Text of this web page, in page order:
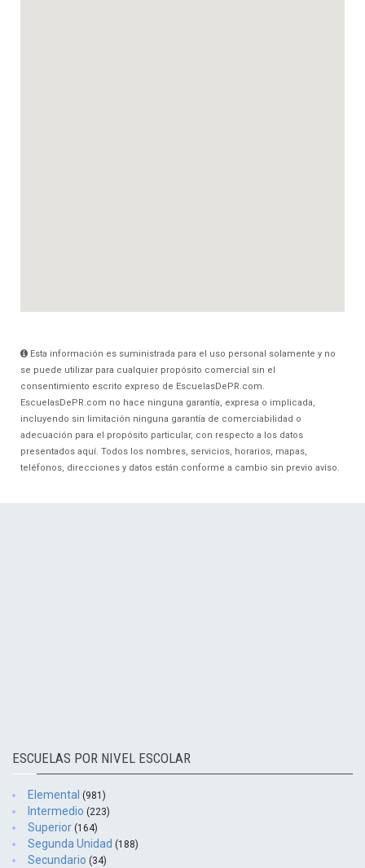
Esta información es suministrada para el uso personal solamente y no
se puede utilizar para cualquier propósito comercial sin el
consentimiento escrito expreso de EscuelasDePR.com.
EscuelasDePR.com no hace ninguna garantía, expresa o implicada,
incluyendo sin limitación ninguna garantía de comerciabilidad o
adecuación para el propósito particular, con respecto a los datos
presentados aquí. Todos los nombres, servicios, horarios, mapas,
teléfonos, direcciones y datos están conforme a cambio sin previo aviso.
ESCUELAS POR NIVEL ESCOLAR
Elemental (981)
Intermedio (223)
Superior (164)
Segunda Unidad (188)
Secundario (34)